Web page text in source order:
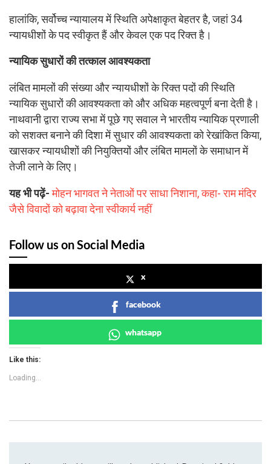
हालांकि, सर्वोच्च न्यायालय में स्थिति अपेक्षाकृत बेहतर है, जहां 34
न्यायधीशों के पद स्वीकृत हैं और केवल एक पद रिक्त है।
न्यायिक सुधारों की तत्काल आवश्यकता
लंबित मामलों की संख्या और न्यायधीशों के रिक्त पदों की स्थिति
न्यायिक सुधारों की आवश्यकता को और अधिक महत्वपूर्ण बना देती है।
नाथवानी द्वारा राज्य सभा में पूछे गए सवाल ने भारतीय न्यायिक प्रणाली
को सशक्त बनाने की दिशा में सुधार की आवश्यकता को रेखांकित किया,
खासकर न्यायधीशों की नियुक्तियों और लंबित मामलों के समाधान में
तेजी लाने के लिए।
यह भी पढ़ें- मोहन भागवत ने नेताओं पर साधा निशाना, कहा- राम मंदिर
जैसे विवादों को बढ़ावा देना स्वीकार्य नहीं
Follow us on Social Media
x
facebook
whatsapp
Like this:
Loading...